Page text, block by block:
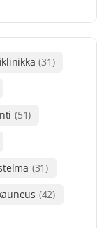
(31)
(51)
(31)
(42)